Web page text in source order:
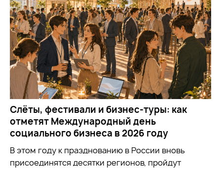
Слёты, фестивали и бизнес-туры: как
отметят Международный день
социального бизнеса в 2026 году
В этом году к празднованию в России вновь
присоединятся десятки регионов, пройдут